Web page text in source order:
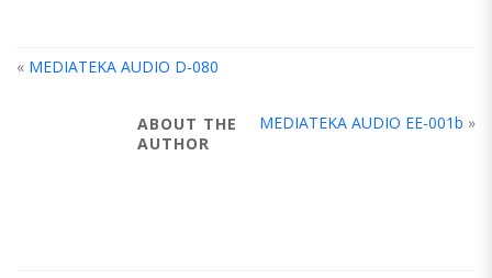
« MEDIATEKA AUDIO D-080
MEDIATEKA AUDIO EE-001b »
ABOUT THE
AUTHOR